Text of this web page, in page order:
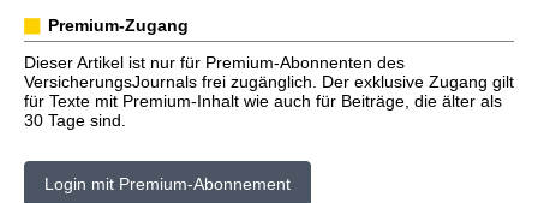
Premium-Zugang
Dieser Artikel ist nur für Premium-Abonnenten des
VersicherungsJournals frei zugänglich. Der exklusive Zugang gilt
für Texte mit Premium-Inhalt wie auch für Beiträge, die älter als
30 Tage sind.
Login mit Premium-Abonnement